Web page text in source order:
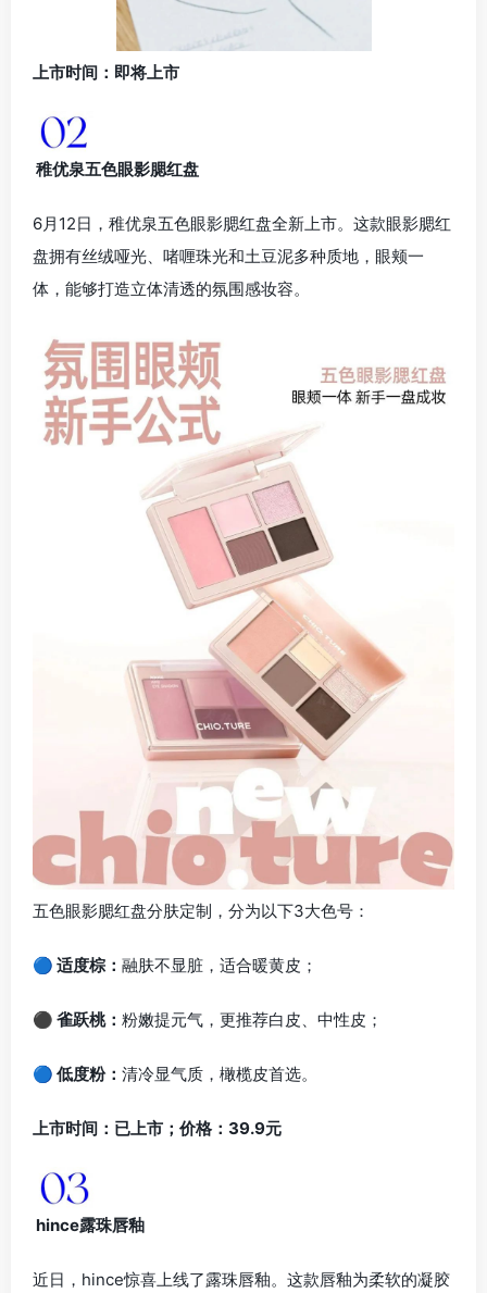
上市时间：即将上市
稚优泉五色眼影腮红盘
6月12日，稚优泉五色眼影腮红盘全新上市。这款眼影腮红
盘拥有丝绒哑光、啫喱珠光和土豆泥多种质地，眼颊一
体，能够打造立体清透的氛围感妆容。
五色眼影腮红盘分肤定制，分为以下3大色号：
🔵 适度棕： 融肤不显脏，适合暖黄皮；
⚫ 雀跃桃： 粉嫩提元气，更推荐白皮、中性皮；
🔵 低度粉： 清冷显气质，橄榄皮首选。
上市时间：已上市；价格：39.9元
hince露珠唇釉
近日，hince惊喜上线了露珠唇釉。这款唇釉为柔软的凝胶